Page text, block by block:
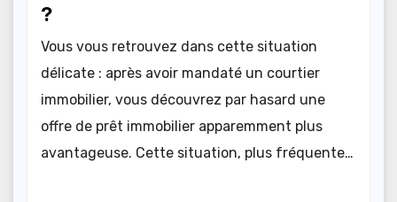
?
Vous vous retrouvez dans cette situation
délicate : après avoir mandaté un courtier
immobilier, vous découvrez par hasard une
offre de prêt immobilier apparemment plus
avantageuse. Cette situation, plus fréquente…